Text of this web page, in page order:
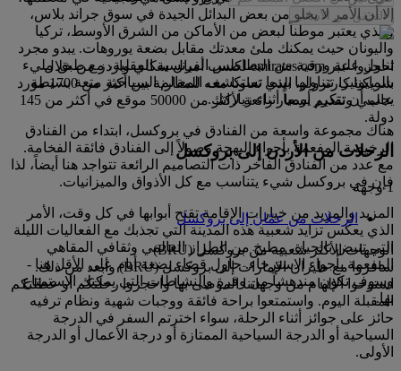
إلا أن الأمر لا يخلو من بعض البدائل الجيدة في سوق جراند بلاس،
والذي يعتبر موطناً لبعض من الأماكن من الشرق الأوسط، تركيا
واليونان حيث يمكنك ملئ معدتك مقابل بضعة يوروهات. يبدو مجرد
تناول علبة ورقية من البطاطس الفرنسية المقلية، مع طبق مليء
بالمايونيز، تتناولها بينما تستكشف المعالم السياحية متعة بسيطة
يجب أن تتكرر يومياً أثناء زياراتك.
هناك مجموعة واسعة من الفنادق في بروكسل، ابتداء من الفنادق
الرخيصة المفعمة بأجواء البهجة وصولاً إلى الفنادق فائقة الفخامة.
مع عدد من الفنادق الفاخر ذات التصاميم الرائعة تتواجد هنا أيضاً، لذا
فإن في بروكسل شيء يتناسب مع كل الأذواق والميزانيات.
المزيد والمزيد من خيارات الإقامة تقتح أبوابها في كل وقت، الأمر
الذي يعكس تزايد شعبية هذه المدينة التي تجذبك مع الفعاليات الليلة
التي تنبض بالحياة، مطبخ من الطراز العالمي وثقافي المقاهي
المفعمة بأجواء الاسترخاء. حاول قضاء بضعة أيام على الأقل هنا -
وسوف تكون مندهشاً من وفرة والنشاطات التي يمكنك الاستمتاع
بها.
التحقق من الأسعار
احجزوا عبر emirates.com لكسب أميال سكاي واردز من خلال
شريكنا كارترولر، الذي تعاونا معه للمقارنة بين أكثر من 1700 مورد
عالمي وتقديم أسعار رائعة لأكثر من 50000 موقع في أكثر من 145
دولة.
الرحلات من الأردن إلى بروكسل
1 وجهة
الرحلات من عمّان إلى بروكسل
الوجهات الأكثر شعبية من بروكسل (BRU)
سافروا مع طيران الإمارات إلى بروكسل (BRU) وأبعد من ذلك.
استوحوا الإلهام من وجهاتنا الموصى بها واحجزوا رحلتكم أو عطلتكم
المقبلة اليوم. واستمتعوا براحة فائقة ووجبات شهية ونظام ترفيه
حائز على جوائز أثناء الرحلة، سواء اخترتم السفر في الدرجة
السياحية أو الدرجة السياحية الممتازة أو درجة الأعمال أو الدرجة
الأولى.